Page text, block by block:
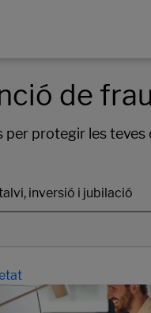
de
protegir les